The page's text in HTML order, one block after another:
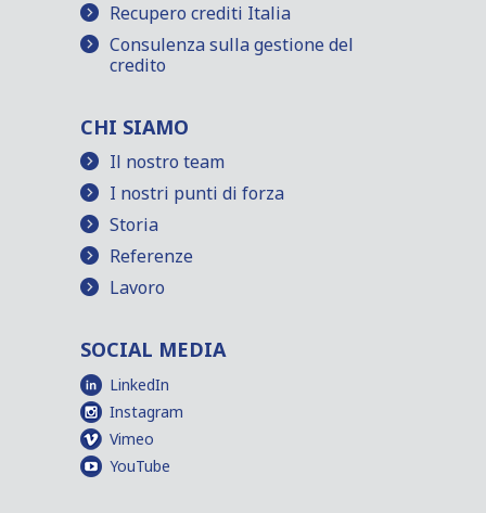
Recupero crediti Italia
Consulenza sulla gestione del
credito
CHI SIAMO
Il nostro team
I nostri punti di forza
Storia
Referenze
Lavoro
SOCIAL MEDIA
LinkedIn
Instagram
Vimeo
YouTube